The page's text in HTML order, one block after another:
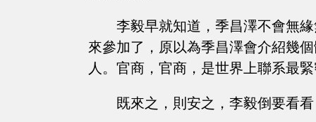
李毅早就知道，季昌澤不會無
來參加了，原以為季昌澤會介紹幾
人。官商，官商，是世界上聯系最
既來之，則安之，李毅倒要看